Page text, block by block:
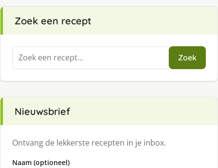
Zoek een recept
Zoeken
naar:
Zoek
Nieuwsbrief
Ontvang de lekkerste recepten in je inbox.
Naam (optioneel)